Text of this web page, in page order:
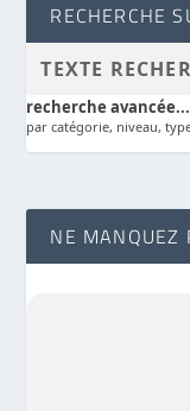
RECHERCHE
recherche avancée...
par catégorie, niveau, type
NE MANQUEZ